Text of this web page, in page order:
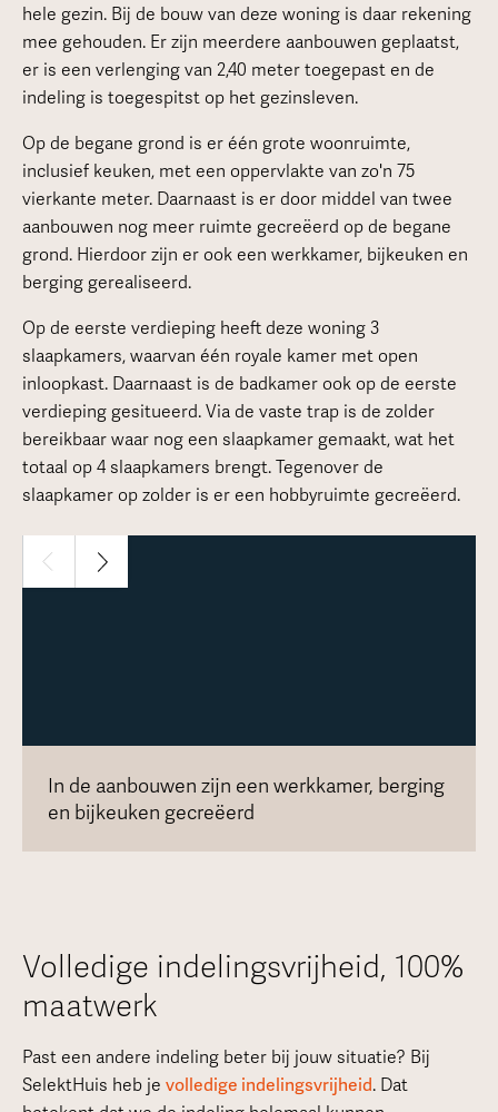
hele gezin. Bij de bouw van deze woning is daar rekening
mee gehouden. Er zijn meerdere aanbouwen geplaatst,
er is een verlenging van 2,40 meter toegepast en de
indeling is toegespitst op het gezinsleven.
Op de begane grond is er één grote woonruimte,
inclusief keuken, met een oppervlakte van zo'n 75
vierkante meter. Daarnaast is er door middel van twee
aanbouwen nog meer ruimte gecreëerd op de begane
grond. Hierdoor zijn er ook een werkkamer, bijkeuken en
berging gerealiseerd.
Op de eerste verdieping heeft deze woning 3
slaapkamers, waarvan één royale kamer met open
inloopkast. Daarnaast is de badkamer ook op de eerste
verdieping gesitueerd. Via de vaste trap is de zolder
bereikbaar waar nog een slaapkamer gemaakt, wat het
totaal op 4 slaapkamers brengt. Tegenover de
slaapkamer op zolder is er een hobbyruimte gecreëerd.
In de aanbouwen zijn een werkkamer, berging
en bijkeuken gecreëerd
Volledige indelingsvrijheid, 100%
maatwerk
Past een andere indeling beter bij jouw situatie? Bij
SelektHuis heb je volledige indelingsvrijheid. Dat